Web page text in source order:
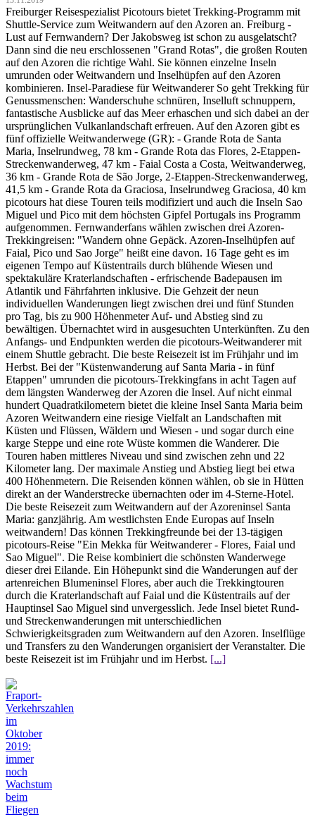
Freiburger Reisespezialist Picotours bietet Trekking-Programm mit
Shuttle-Service zum Weitwandern auf den Azoren an. Freiburg -
Lust auf Fernwandern? Der Jakobsweg ist schon zu ausgelatscht?
Dann sind die neu erschlossenen "Grand Rotas", die großen Routen
auf den Azoren die richtige Wahl. Sie können einzelne Inseln
umrunden oder Weitwandern und Inselhüpfen auf den Azoren
kombinieren. Insel-Paradiese für Weitwanderer So geht Trekking für
Genussmenschen: Wanderschuhe schnüren, Inselluft schnuppern,
fantastische Ausblicke auf das Meer erhaschen und sich dabei an der
ursprünglichen Vulkanlandschaft erfreuen. Auf den Azoren gibt es
fünf offizielle Weitwanderwege (GR): - Grande Rota de Santa
Maria, Inselrundweg, 78 km - Grande Rota das Flores, 2-Etappen-
Streckenwanderweg, 47 km - Faial Costa a Costa, Weitwanderweg,
36 km - Grande Rota de São Jorge, 2-Etappen-Streckenwanderweg,
41,5 km - Grande Rota da Graciosa, Inselrundweg Graciosa, 40 km
picotours hat diese Touren teils modifiziert und auch die Inseln Sao
Miguel und Pico mit dem höchsten Gipfel Portugals ins Programm
aufgenommen. Fernwanderfans wählen zwischen drei Azoren-
Trekkingreisen: "Wandern ohne Gepäck. Azoren-Inselhüpfen auf
Faial, Pico und Sao Jorge" heißt eine davon. 16 Tage geht es im
eigenen Tempo auf Küstentrails durch blühende Wiesen und
spektakuläre Kraterlandschaften - erfrischende Badepausen im
Atlantik und Fährfahrten inklusive. Die Gehzeit der neun
individuellen Wanderungen liegt zwischen drei und fünf Stunden
pro Tag, bis zu 900 Höhenmeter Auf- und Abstieg sind zu
bewältigen. Übernachtet wird in ausgesuchten Unterkünften. Zu den
Anfangs- und Endpunkten werden die picotours-Weitwanderer mit
einem Shuttle gebracht. Die beste Reisezeit ist im Frühjahr und im
Herbst. Bei der "Küstenwanderung auf Santa Maria - in fünf
Etappen" umrunden die picotours-Trekkingfans in acht Tagen auf
dem längsten Wanderweg der Azoren die Insel. Auf nicht einmal
hundert Quadratkilometern bietet die kleine Insel Santa Maria beim
Azoren Weitwandern eine riesige Vielfalt an Landschaften mit
Küsten und Flüssen, Wäldern und Wiesen - und sogar durch eine
karge Steppe und eine rote Wüste kommen die Wanderer. Die
Touren haben mittleres Niveau und sind zwischen zehn und 22
Kilometer lang. Der maximale Anstieg und Abstieg liegt bei etwa
400 Höhenmetern. Die Reisenden können wählen, ob sie in Hütten
direkt an der Wanderstrecke übernachten oder im 4-Sterne-Hotel.
Die beste Reisezeit zum Weitwandern auf der Azoreninsel Santa
Maria: ganzjährig. Am westlichsten Ende Europas auf Inseln
weitwandern! Das können Trekkingfreunde bei der 13-tägigen
picotours-Reise "Ein Mekka für Weitwanderer - Flores, Faial und
Sao Miguel". Die Reise kombiniert die schönsten Wanderwege
dieser drei Eilande. Ein Höhepunkt sind die Wanderungen auf der
artenreichen Blumeninsel Flores, aber auch die Trekkingtouren
durch die Kraterlandschaft auf Faial und die Küstentrails auf der
Hauptinsel Sao Miguel sind unvergesslich. Jede Insel bietet Rund-
und Streckenwanderungen mit unterschiedlichen
Schwierigkeitsgraden zum Weitwandern auf den Azoren. Inselflüge
und Transfers zu den Wanderungen organisiert der Veranstalter. Die
beste Reisezeit ist im Frühjahr und im Herbst. [...]